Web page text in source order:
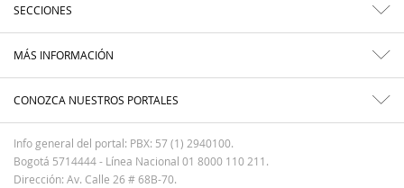
SECCIONES
MÁS INFORMACIÓN
CONOZCA NUESTROS PORTALES
Info general del portal: PBX: 57 (1) 2940100.
Bogotá 5714444 - Línea Nacional 01 8000 110 211.
Dirección: Av. Calle 26 # 68B-70.